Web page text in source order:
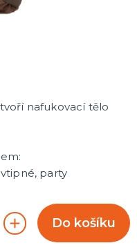
nafukovací tělo
party
Do košíku